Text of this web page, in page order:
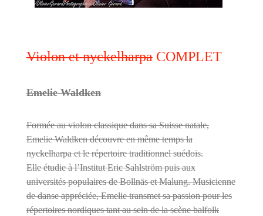
Violon et nyckelharpaCOMPLET
Emelie Waldken
Formée au violon classique dans sa Suisse natale,
Emelie Waldken découvre en même temps la
nyckelharpa et le répertoire traditionnel suédois.
Elle étudie à l’Institut Eric Sahlström puis aux
universités populaires de Bollnäs et Malung. Musicienne
de danse appréciée, Emelie transmet sa passion pour les
répertoires nordiques tant au sein de la scène balfolk